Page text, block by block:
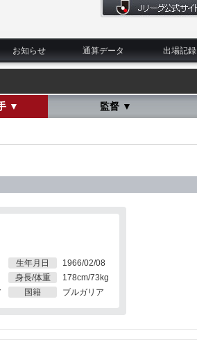
お知らせ 通算データ 出場記録
▼ 監督 ▼
生年月日
1966/02/08
身長/体重
178cm/73kg
国籍
ブルガリア